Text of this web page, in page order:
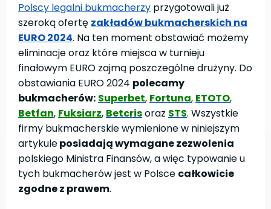
Polscy legalni bukmacherzy przygotowali już
szeroką ofertę zakładów bukmacherskich na
EURO 2024. Na ten moment obstawiać możemy
eliminacje oraz które miejsca w turnieju
finałowym EURO zajmą poszczególne drużyny. Do
obstawiania EURO 2024 polecamy
bukmacherów: Superbet, Fortuna, ETOTO,
Betfan, Fuksiarz, Betcrisoraz STS. Wszystkie
firmy bukmacherskie wymienione w niniejszym
artykuleposiadają wymagane zezwolenia
polskiego Ministra Finansów, a więc typowanie u
tych bukmacherów jest w Polsce całkowicie
zgodne z prawem.